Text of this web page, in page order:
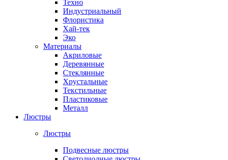
Техно
Индустриальный
Флористика
Хай-тек
Эко
Материалы
Акриловые
Деревянные
Стеклянные
Хрустальные
Текстильные
Пластиковые
Металл
Люстры
Люстры
Подвесные люстры